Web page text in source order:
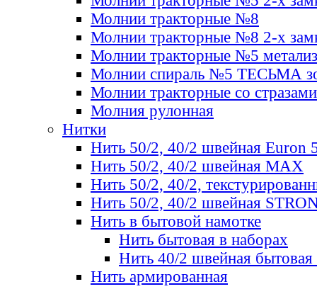
Молнии тракторные №8
Молнии тракторные №8 2-х
Молнии тракторные №5
Молнии спираль №5 ТЕСЬМА
Молнии тракторные со стразами
Молния рулонная
Нитки
Нить 50/2, 40/2 швейная Euron
Нить 50/2, 40/2 швейная МАХ
Нить 50/2, 40/2,
Нить 50/2, 40/2 швейная
Нить в бытовой намотке
Нить бытовая в наборах
Нить 40/2 швейная бытовая
Нить армированная